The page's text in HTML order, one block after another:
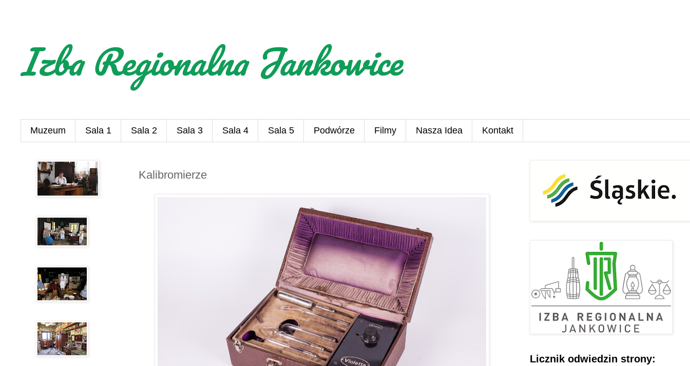
Izba Regionalna Jankowice
Muzeum Sala 1 Sala 2 Sala 3 Sala 4 Sala 5 Podwórze Filmy Nasza Idea Kontakt
Kalibromierze
Licznik odwiedzin strony: